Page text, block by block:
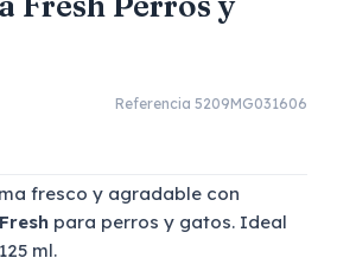
Referencia 5209MG031606
fresco y agradable con
para perros y gatos. Ideal
ml.